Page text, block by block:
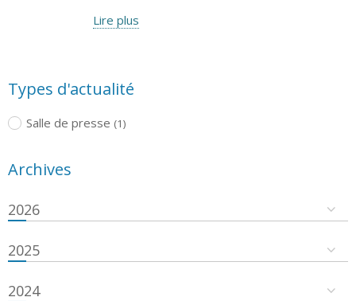
Lire plus
Types d'actualité
Salle de presse (1)
Archives
2026
2025
2024